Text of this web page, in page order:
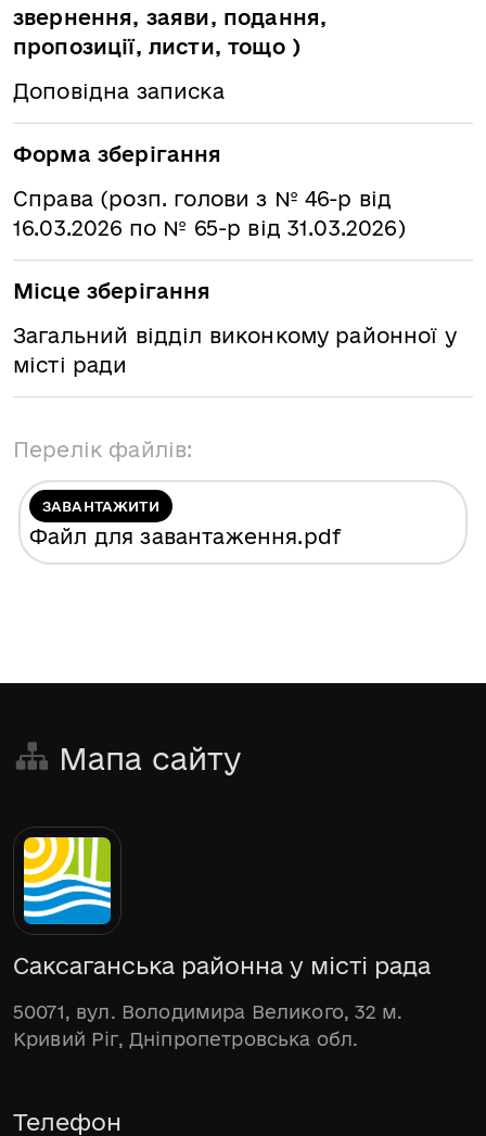
звернення, заяви, подання,
пропозиції, листи, тощо )
Доповідна записка
Форма зберігання
Справа (розп. голови з № 46-р від
16.03.2026 по № 65-р від 31.03.2026)
Місце зберігання
Загальний відділ виконкому районної у
місті ради
Перелік файлів:
ЗАВАНТАЖИТИ
Файл для завантаження.pdf
Мапа сайту
Саксаганська районна у місті рада
50071, вул. Володимира Великого, 32 м.
Кривий Ріг, Дніпропетровська обл.
Телефон